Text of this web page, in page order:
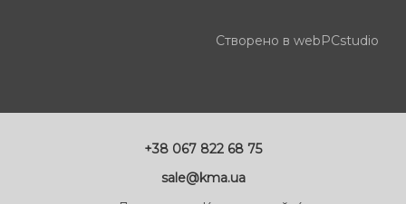
Створено в webPCstudio
+38 067 822 68 75
sale@kma.ua